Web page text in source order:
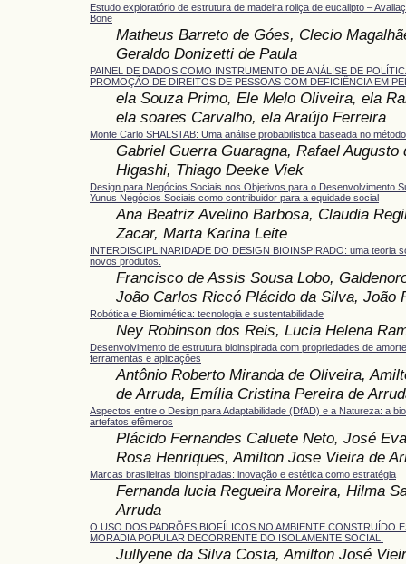
Estudo exploratório de estrutura de madeira roliça de eucalipto –
Bone
Matheus Barreto de Góes, Clecio
Geraldo Donizetti de Paula
PAINEL DE DADOS COMO INSTRUMENTO DE ANÁLISE DE
PROMOÇÃO DE DIREITOS DE PESSOAS COM DEFICIÊNCIA EM
ela Souza Primo, Ele Melo Oliveira, ela
ela soares Carvalho, ela Araújo Ferreira
Monte Carlo SHALSTAB: Uma análise probabilística baseada no
Gabriel Guerra Guaragna, Rafael Augusto
Higashi, Thiago Deeke Viek
Design para Negócios Sociais nos Objetivos para o Desenvolvimento
Yunus Negócios Sociais como contribuidor para a equidade social
Ana Beatriz Avelino Barbosa, Claudia
Zacar, Marta Karina Leite
INTERDISCIPLINARIDADE DO DESIGN BIOINSPIRADO: uma teoria
novos produtos.
Francisco de Assis Sousa Lobo,
João Carlos Riccó Plácido da Silva, João
Robótica e Biomimética: tecnologia e sustentabilidade
Ney Robinson dos Reis, Lucia Helena
Desenvolvimento de estrutura bioinspirada com propriedades de
ferramentas e aplicações
Antônio Roberto Miranda de Oliveira,
de Arruda, Emília Cristina Pereira de
Aspectos entre o Design para Adaptabilidade (DfAD) e a Natureza: a
artefatos efêmeros
Plácido Fernandes Caluete Neto, José
Rosa Henriques, Amilton Jose Vieira de
Marcas brasileiras bioinspiradas: inovação e estética como estratégia
Fernanda lucia Regueira Moreira, Hilma
Arruda
O USO DOS PADRÕES BIOFÍLICOS NO AMBIENTE CONSTRUÍDO
MORADIA POPULAR DECORRENTE DO ISOLAMENTE SOCIAL.
Jullyene da Silva Costa, Amilton José